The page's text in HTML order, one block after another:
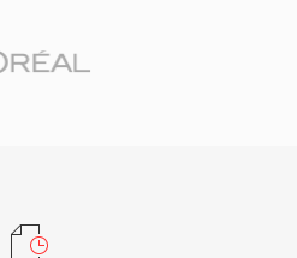
时服务有损和无损工作流的